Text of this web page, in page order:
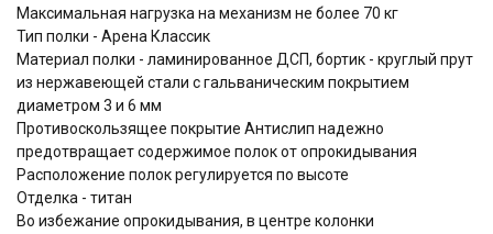
Максимальная нагрузка на механизм не более 70 кг
Тип полки - Арена Классик
Материал полки - ламинированное ДСП, бортик - круглый прут
из нержавеющей стали с гальваническим покрытием
диаметром 3 и 6 мм
Противоскользящее покрытие Антислип надежно
предотвращает содержимое полок от опрокидывания
Расположение полок регулируется по высоте
Отделка - титан
Во избежание опрокидывания, в центре колонки